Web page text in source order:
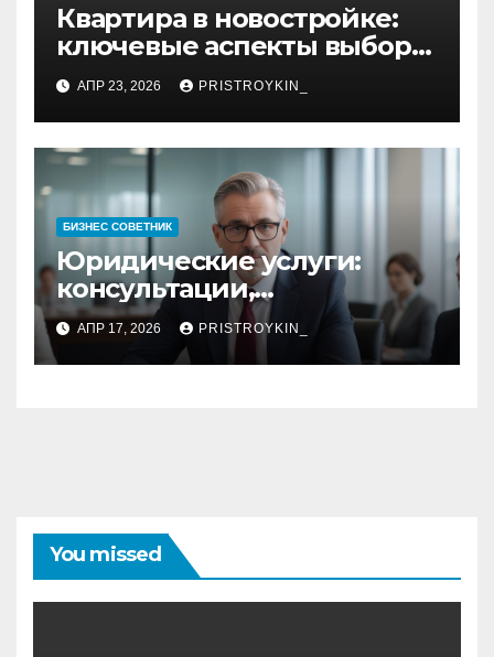
Квартира в новостройке:
ключевые аспекты выбора,
планировки и правовой
проверки
АПР 23, 2026 PRISTROYKIN_
БИЗНЕС СОВЕТНИК
Юридические услуги:
консультации,
сопровождение и защита
прав
АПР 17, 2026 PRISTROYKIN_
You missed